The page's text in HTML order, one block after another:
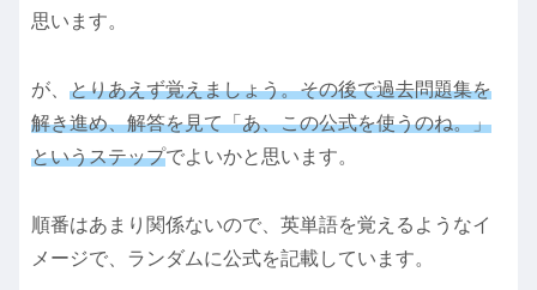
思います。
が、 とりあえず覚えましょう。その後で過去問題集を
解き進め、解答を見て「あ、この公式を使うのね。」
というステップでよいかと思います。
順番はあまり関係ないので、英単語を覚えるようなイ
メージで、ランダムに公式を記載しています。